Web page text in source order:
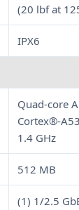
(20 lbf at
IPX6
Quad-core
Cortex®-
1.4 GHz
512 MB
(1) 1/2.5